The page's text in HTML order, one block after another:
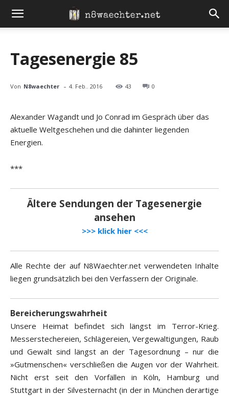
Tagesenergie 85
Von N8waechter - 4. Feb.. 2016 43 0
Alexander Wagandt und Jo Conrad im Gespräch über das
aktuelle Weltgeschehen und die dahinter liegenden
Energien.
***
Ältere Sendungen der Tagesenergie
ansehen
>>> klick hier <<<
Alle Rechte der auf N8Waechter.net verwendeten Inhalte
liegen grundsätzlich bei den Verfassern der Originale.
Bereicherungswahrheit
Unsere Heimat befindet sich längst im Terror-Krieg.
Messerstechereien, Schlägereien, Vergewaltigungen, Raub
und Gewalt sind längst an der Tagesordnung – nur die
»Gutmenschen« verschließen die Augen vor der Wahrheit.
Nicht erst seit den Vorfällen in Köln, Hamburg und
Stuttgart in der Silvesternacht (in der in München derartige